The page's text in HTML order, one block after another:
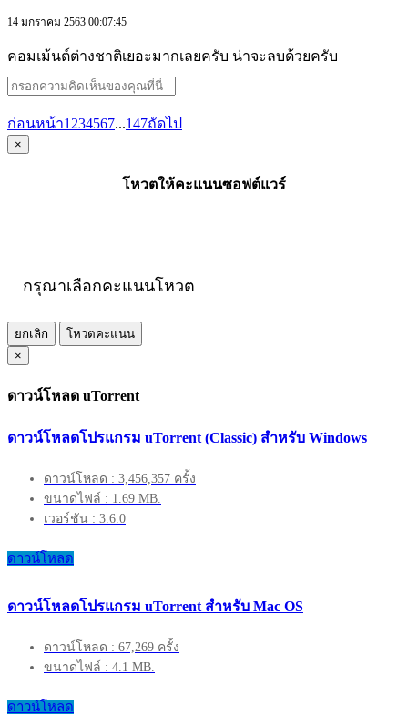
14 มกราคม 2563 00:07:45
คอมเม้นต์ต่างชาติเยอะมากเลยครับ น่าจะลบด้วยครับ
ก่อนหน้า1 234567...147ถัดไป
×
โหวตให้คะแนนซอฟต์แวร์
กรุณาเลือกคะแนนโหวต
ยกเลิก
โหวตคะแนน
×
ดาวน์โหลด uTorrent
ดาวน์โหลดโปรแกรม uTorrent (Classic) สำหรับ Windows
ดาวน์โหลด : 3,456,357 ครั้ง
ขนาดไฟล์ : 1.69 MB.
เวอร์ชัน : 3.6.0
ดาวน์โหลด
ดาวน์โหลดโปรแกรม uTorrent สำหรับ Mac OS
ดาวน์โหลด : 67,269 ครั้ง
ขนาดไฟล์ : 4.1 MB.
ดาวน์โหลด